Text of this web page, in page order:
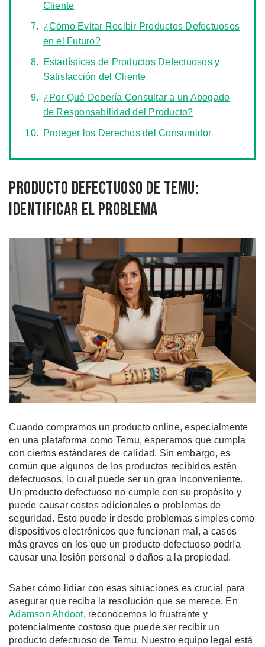
Cliente
¿Cómo Evitar Recibir Productos Defectuosos
en el Futuro?
Estadísticas de Productos Defectuosos y
Satisfacción del Cliente
¿Por Qué Debería Consultar a un Abogado
de Responsabilidad del Producto?
Proteger los Derechos del Consumidor
Producto Defectuoso de Temu:
Identificar el Problema
Cuando compramos un producto online, especialmente
en una plataforma como Temu, esperamos que cumpla
con ciertos estándares de calidad. Sin embargo, es
común que algunos de los productos recibidos estén
defectuosos, lo cual puede ser un gran inconveniente.
Un producto defectuoso no cumple con su propósito y
puede causar costes adicionales o problemas de
seguridad. Esto puede ir desde problemas simples como
dispositivos electrónicos que funcionan mal, a casos
más graves en los que un producto defectuoso podría
causar una lesión personal o daños a la propiedad.
Saber cómo lidiar con esas situaciones es crucial para
asegurar que reciba la resolución que se merece. En
Adamson Ahdoot, reconocemos lo frustrante y
potencialmente costoso que puede ser recibir un
producto defectuoso de Temu. Nuestro equipo legal está